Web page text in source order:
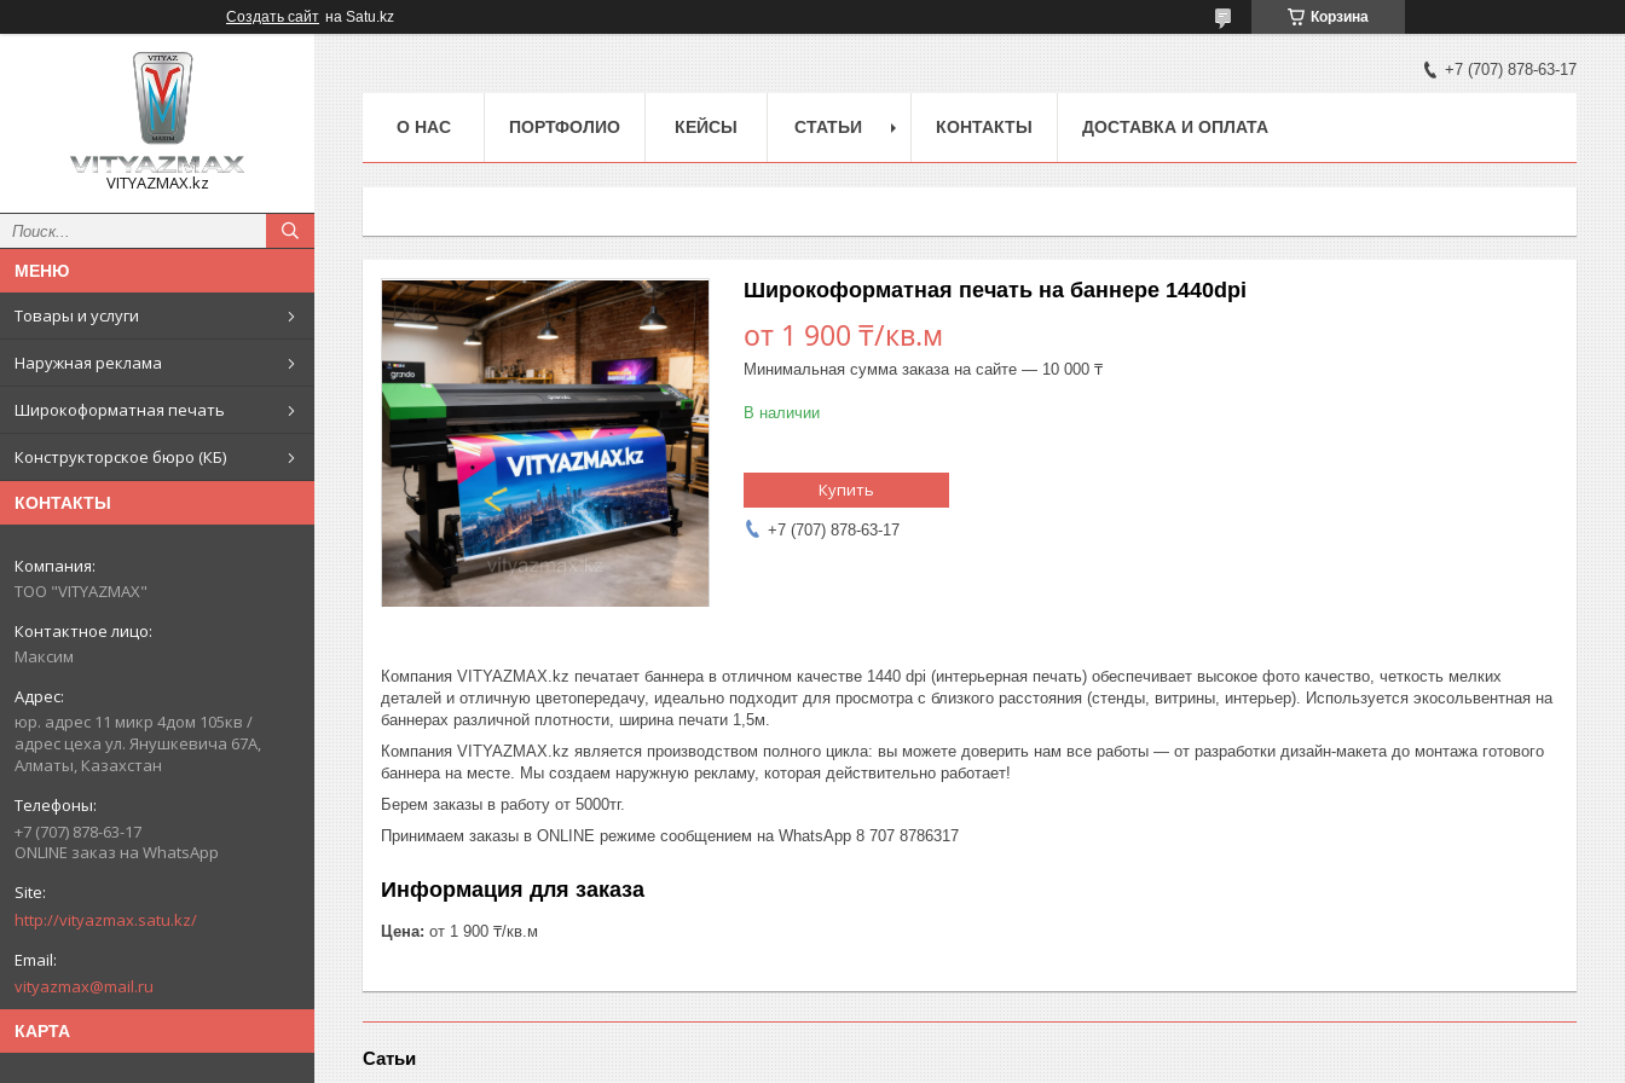
Создать сайт на Satu.kz Корзина
VITYAZMAX.kz
Товары и услуги
Наружная реклама
Широкоформатная печать
Конструкторское бюро (КБ)
КОНТАКТЫ
ТОО "VITYAZMAX"
Максим
юр. адрес 11 микр 4дом 105кв /
адрес цеха ул. Янушкевича 67А,
Алматы, Казахстан
+7 (707) 878-63-17
ONLINE заказ на WhatsApp
http://vityazmax.satu.kz/
vityazmax@mail.ru
КАРТА
+7 (707) 878-63-17
О НАС ПОРТФОЛИО КЕЙСЫ СТАТЬИ КОНТАКТЫ ДОСТАВКА И ОПЛАТА
Широкоформатная печать на баннере 1440dpi
от 1 900 ₸/кв.м
Минимальная сумма заказа на сайте — 10 000 ₸
В наличии
Купить
+7 (707) 878-63-17
Компания VITYAZMAX.kz печатает баннера в отличном качестве 1440 dpi (интерьерная печать) обеспечивает высокое фото качество, четкость мелких
деталей и отличную цветопередачу, идеально подходит для просмотра с близкого расстояния (стенды, витрины, интерьер). Используется экосольвентная на
баннерах различной плотности, ширина печати 1,5м.
Компания VITYAZMAX.kz является производством полного цикла: вы можете доверить нам все работы — от разработки дизайн-макета до монтажа готового
баннера на месте. Мы создаем наружную рекламу, которая действительно работает!
Берем заказы в работу от 5000тг.
Принимаем заказы в ONLINE режиме сообщением на WhatsApp 8 707 8786317
Информация для заказа
Цена: от 1 900 ₸/кв.м
Сатьи